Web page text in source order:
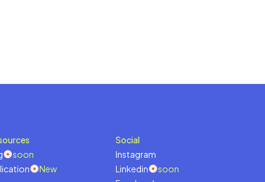
soon
New
Social
Instagram
Linkedin
soon